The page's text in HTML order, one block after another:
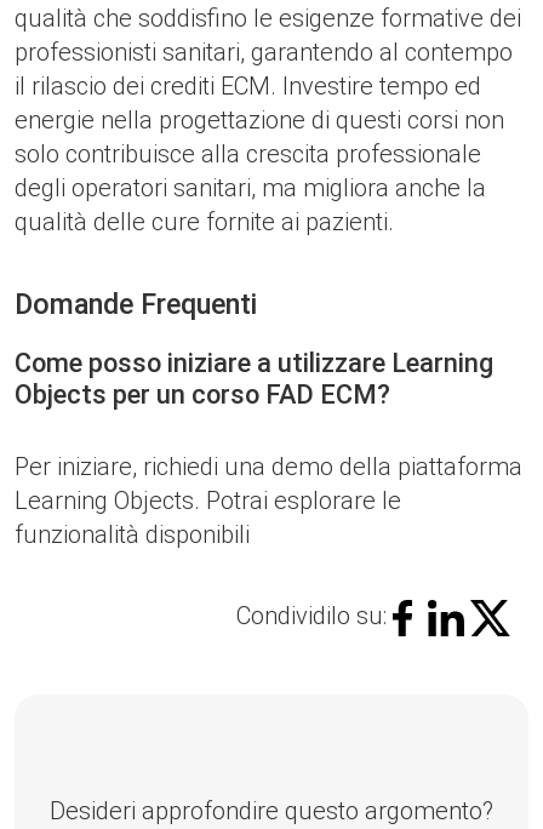
qualità che soddisfino le esigenze formative dei
professionisti sanitari, garantendo al contempo
il rilascio dei crediti ECM. Investire tempo ed
energie nella progettazione di questi corsi non
solo contribuisce alla crescita professionale
degli operatori sanitari, ma migliora anche la
qualità delle cure fornite ai pazienti.
Domande Frequenti
Come posso iniziare a utilizzare Learning
Objects per un corso FAD ECM?
Per iniziare, richiedi una demo della piattaforma
Learning Objects. Potrai esplorare le
funzionalità disponibili
Condividilo su:
Desideri approfondire questo argomento?